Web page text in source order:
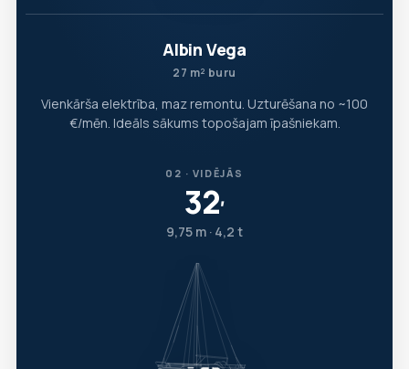
Albin Vega
27 m² buru
Vienkārša elektrība, maz remontu. Uzturēšana no ~100
€/mēn. Ideāls sākums topošajam īpašniekam.
02 · VIDĒJĀS
32′
9,75 m · 4,2 t